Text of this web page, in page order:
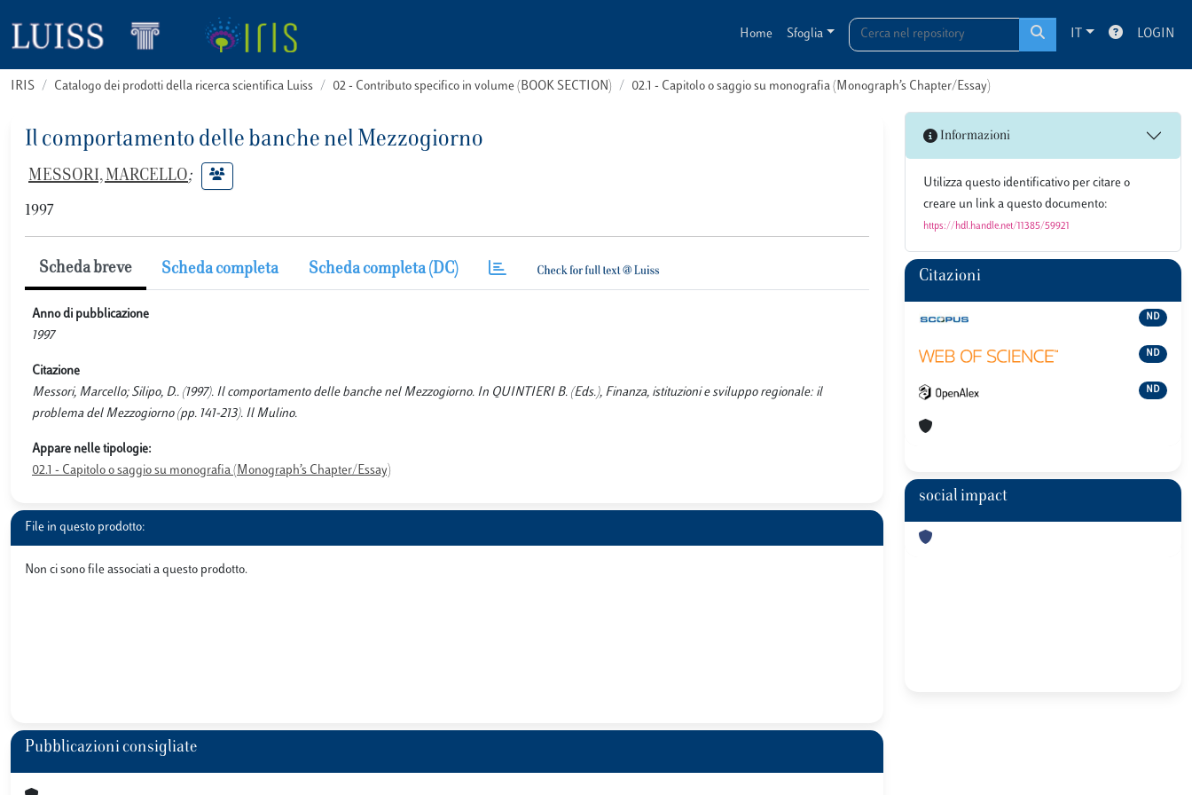
Home Sfoglia IT LOGIN
IRIS Catalogo dei prodotti della ricerca scientifica Luiss 02 - Contributo specifico in volume (BOOK SECTION) 02.1 - Capitolo o saggio su monografia (Monograph’s Chapter/Essay)
Il comportamento delle banche nel Mezzogiorno
MESSORI, MARCELLO;
1997
Scheda breve Scheda completa Scheda completa (DC)
Anno di pubblicazione
1997
Citazione
Messori, Marcello; Silipo, D.. (1997). Il comportamento delle banche nel Mezzogiorno. In QUINTIERI B. (Eds.), Finanza, istituzioni e sviluppo regionale: il
problema del Mezzogiorno (pp. 141-213). Il Mulino.
Appare nelle tipologie:
02.1 - Capitolo o saggio su monografia (Monograph’s Chapter/Essay)
File in questo prodotto:
Non ci sono file associati a questo prodotto.
Pubblicazioni consigliate
Informazioni
Utilizza questo identificativo per citare o
creare un link a questo documento:
https://hdl.handle.net/11385/59921
Citazioni
ND
ND
ND
social impact